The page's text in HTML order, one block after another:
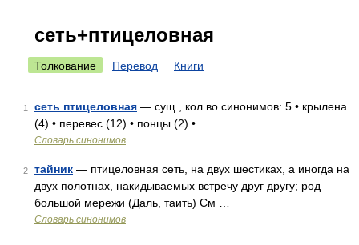
сеть+птицеловная
Толкование Перевод Книги
1 сеть птицеловная — сущ., кол во синонимов: 5 • крылена
(4) • перевес (12) • понцы (2) • …
Словарь синонимов
2 тайник — птицеловная сеть, на двух шестиках, а иногда на
двух полотнах, накидываемых встречу друг другу; род
большой мережи (Даль, таить) См …
Словарь синонимов